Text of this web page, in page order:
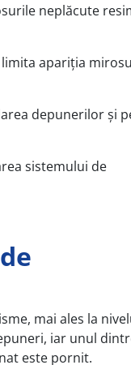
neplăcute
apariția
depunerilor și
sistemului de
mai ales la
iar unul
este pornit.